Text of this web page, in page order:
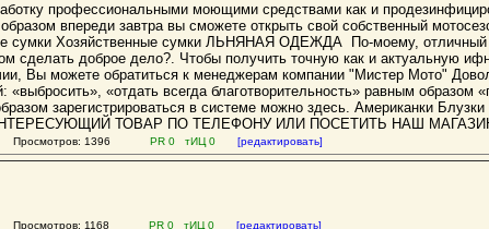
профессиональными моющими средствами как и
впереди завтра вы сможете открыть свой собственный
сумки Хозяйственные сумки ЛЬНЯНАЯ ОДЕЖДА По-моему, отличный
сделать доброе дело?. Чтобы получить точную как и актуальную
Вы можете обратиться к менеджерам компании "Мистер Мото"
«отдать всегда благотворительность» равным образом
зарегистрироваться в системе можно здесь. Американки
ТОВАР ПО ТЕЛЕФОНУ ИЛИ ПОСЕТИТЬ НАШ
Просмотров: 1396 PR 0 тИЦ 0 [редактировать]
Просмотров: 1168 PR 0 тИЦ 0 [редактировать]